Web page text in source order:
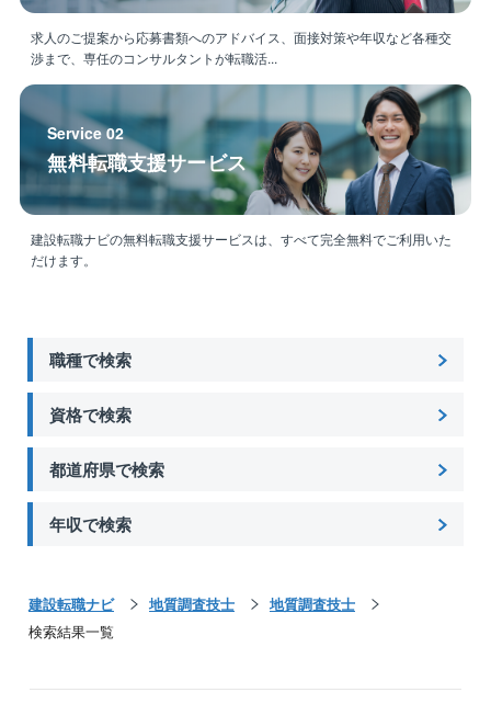
求人のご提案から応募書類へのアドバイス、面接対策や年収など各種交
渉まで、専任のコンサルタントが転職活...
Service 02
無料転職支援サービス
建設転職ナビの無料転職支援サービスは、すべて完全無料でご利用いた
だけます。
職種で検索
資格で検索
都道府県で検索
年収で検索
建設転職ナビ 地質調査技士
地質調査技士
検索結果一覧